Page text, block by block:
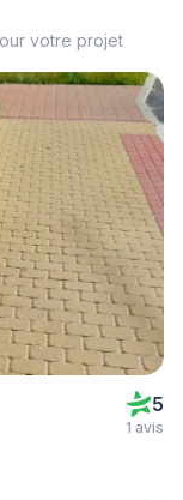
votre projet
5
1 avis